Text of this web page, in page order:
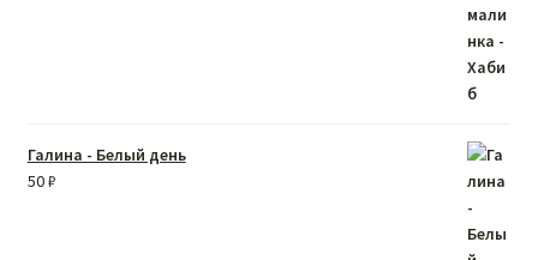
Галина - Белый день
50₽